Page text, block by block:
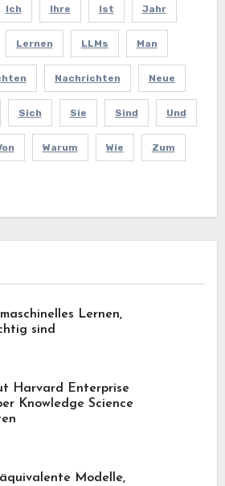
Ich Ihre Ist Jahr
Lernen LLMs Man
Nachrichten Neue
Sich Sie Sind Und
Warum Wie Zum
Lernen,
sind
Harvard Enterprise
Knowledge Science
Modelle,